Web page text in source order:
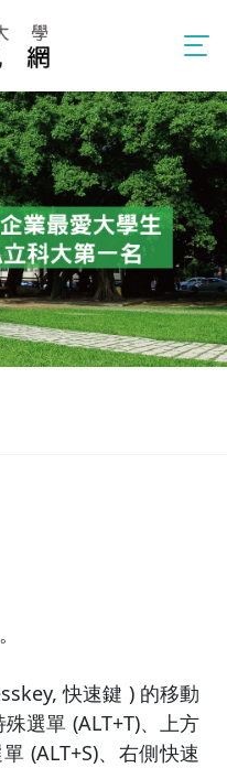
快速鍵 ) 的移動
選單 (ALT+T)、上方
(ALT+S)、右側快速